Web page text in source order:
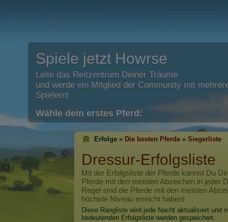
Spiele jetzt Howrse
Leite das Reitzentrum Deiner Träume
und werde ein Mitglied der Community mit
Spielern!
Wähle dein erstes Pferd:
Erfolge » Die besten Pferde » Siegerliste
Dressur-Erfolgsliste
Mit der Erfolgsliste der Pferde kannst Du
Pferde mit den meisten Abzeichen in jeder
Regel sind die Pferde mit den meisten
höchste Niveau erreicht haben!
Diese Rangliste wird jede Nacht aktualisiert und
bedeutenden Erfolgsliste werden gespeichert.